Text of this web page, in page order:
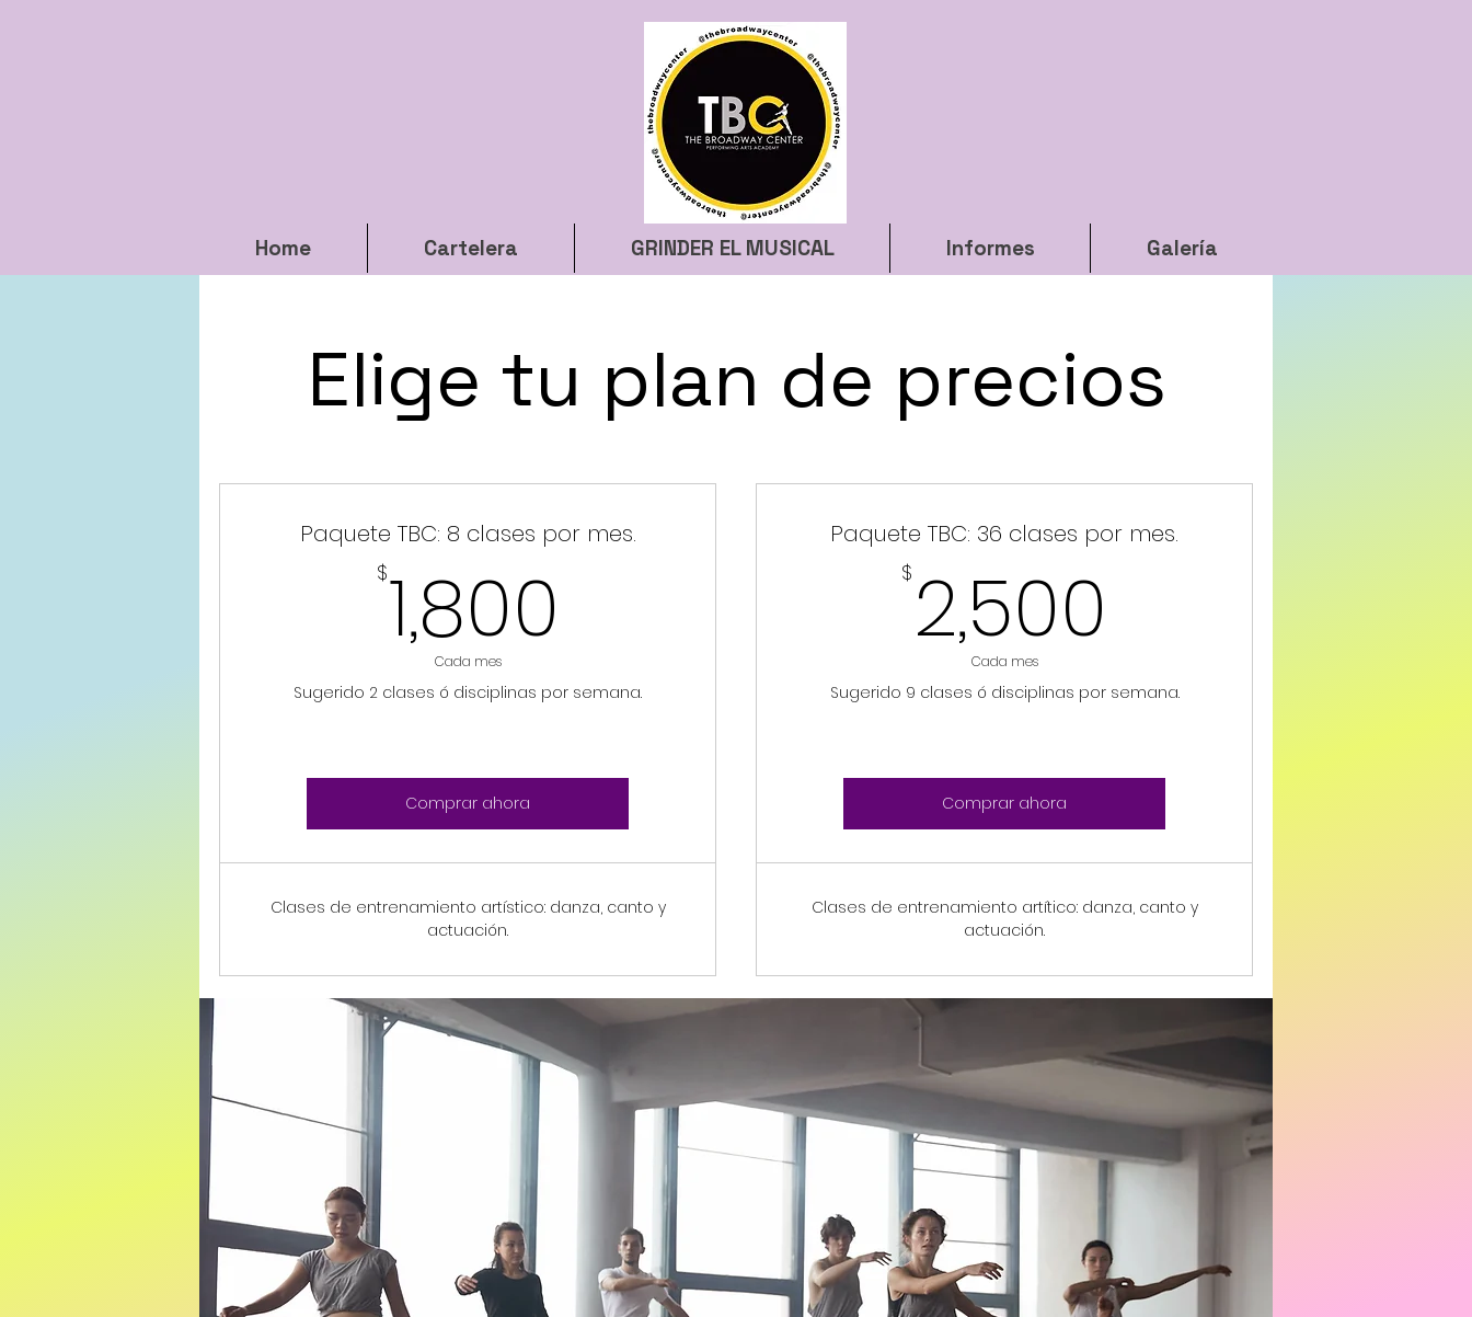
Home Cartelera GRINDER EL MUSICAL Informes Galería
Elige tu plan de precios
Paquete TBC: 8 clases por mes.
$1,800
Cada mes
Sugerido 2 clases ó disciplinas por semana.
Comprar ahora
Clases de entrenamiento artístico: danza, canto y
actuación.
Paquete TBC: 36 clases por mes.
$ 2,500
Cada mes
Sugerido 9 clases ó disciplinas por semana.
Comprar ahora
Clases de entrenamiento artítico: danza, canto y
actuación.